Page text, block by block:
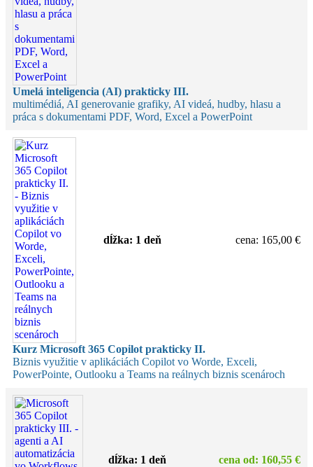
Umelá inteligencia (AI) prakticky III.
multimédiá, AI generovanie grafiky, AI videá, hudby, hlasu a
práca s dokumentami PDF, Word, Excel a PowerPoint
Kurz Microsoft 365 Copilot prakticky II.
Biznis využitie v aplikáciách Copilot vo Worde, Exceli,
PowerPointe, Outlooku a Teams na reálnych biznis scenároch
dĺžka: 1 deň cena: 165,00 €
dĺžka: 1 deň cena od: 160,55 €